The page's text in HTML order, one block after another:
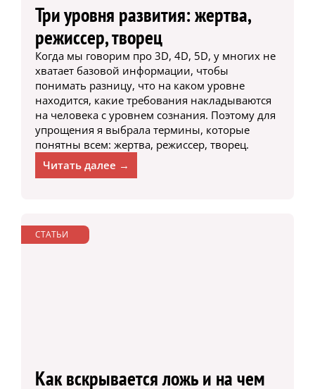
Три уровня развития: жертва,
режиссер, творец
Когда мы говорим про 3D, 4D, 5D, у многих не
хватает базовой информации, чтобы
понимать разницу, что на каком уровне
находится, какие требования накладываются
на человека с уровнем сознания. Поэтому для
упрощения я выбрала термины, которые
понятны всем: жертва, режиссер, творец.
Читать далее →
СТАТЬИ
Как вскрывается ложь и на чем